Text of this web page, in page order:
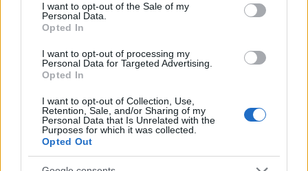
I want to opt-out of the Sale of my
Personal Data.
Opted In
I want to opt-out of processing my
Personal Data for Targeted Advertising.
Opted In
I want to opt-out of Collection, Use,
Retention, Sale, and/or Sharing of my
Personal Data that Is Unrelated with the
Purposes for which it was collected.
Opted Out
investiții / 50% capital de lucru
Termen de aprobare: 10 zile lucrătoare
Mod de accesare: banca transmite
documentele la FNGCIMM în format letric
Garanția OPTIMM